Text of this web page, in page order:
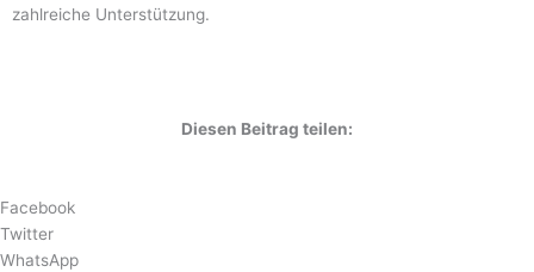
zahlreiche Unterstützung.
Diesen Beitrag teilen:
Facebook
Twitter
WhatsApp